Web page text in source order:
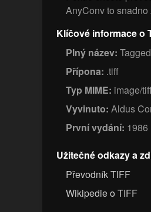
AnyConv to
Klíčové informace o
Plný název:
Přípona: .tiff
Typ MIME: image/
Vyvinuto: Aldus
První vydání: 1986
Užitečné odkazy a
Převodník TIFF
Wikipedie o TIFF